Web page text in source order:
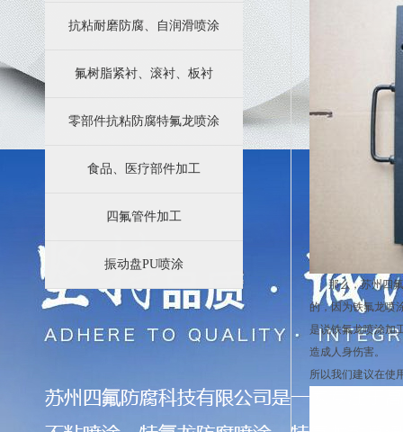
抗粘耐磨防腐、自润滑喷涂
氟树脂紧衬、滚衬、板衬
零部件抗粘防腐特氟龙喷涂
食品、医疗部件加工
四氟管件加工
振动盘PU喷涂
那么，苏州四氟防
的，因为铁氟龙喷
是说铁氟龙喷涂加
造成人身伤害。
所以我们建议在使